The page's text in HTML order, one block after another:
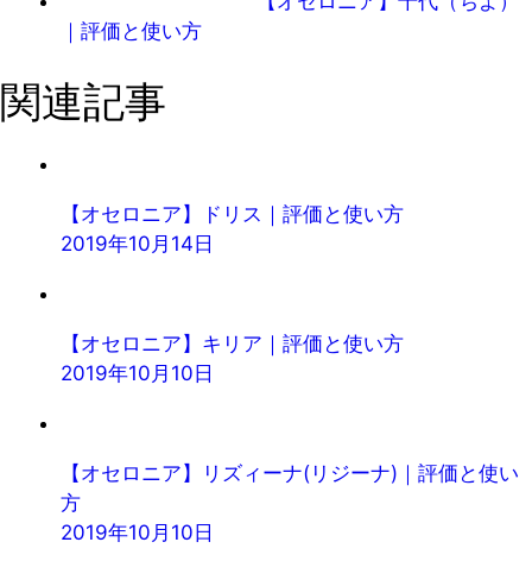
｜評価と使い方
関連記事
【オセロニア】ドリス｜評価と使い方
2019年10月14日
【オセロニア】キリア｜評価と使い方
2019年10月10日
【オセロニア】リズィーナ(リジーナ)｜評価と使い
方
2019年10月10日